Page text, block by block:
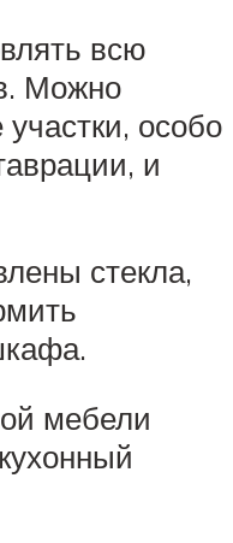
всю
Можно
особо
и
стекла,
мебели